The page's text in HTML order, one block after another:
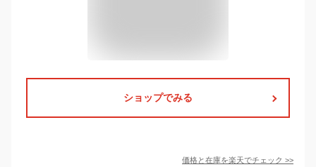
ショップでみる
価格と在庫を楽天でチェック >>